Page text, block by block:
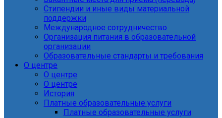
Стипендии и иные виды материальной
поддержки
Международное сотрудничество
Организация питания в образовательной
организации
Образовательные стандарты и требования
О центре
О центре
О центре
История
Платные образовательные услуги
Платные образовательные услуги